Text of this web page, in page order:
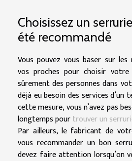
Choisissez un
été recommandé
Vous pouvez vous baser sur
vos proches pour choisir votre
sûrement des personnes dans
déjà eu besoin des services d’un
cette mesure, vous n’avez pas
longtemps pourtrouver un
Par ailleurs, le fabricant de
vous recommander un bon
devez faire attention lorsqu’on